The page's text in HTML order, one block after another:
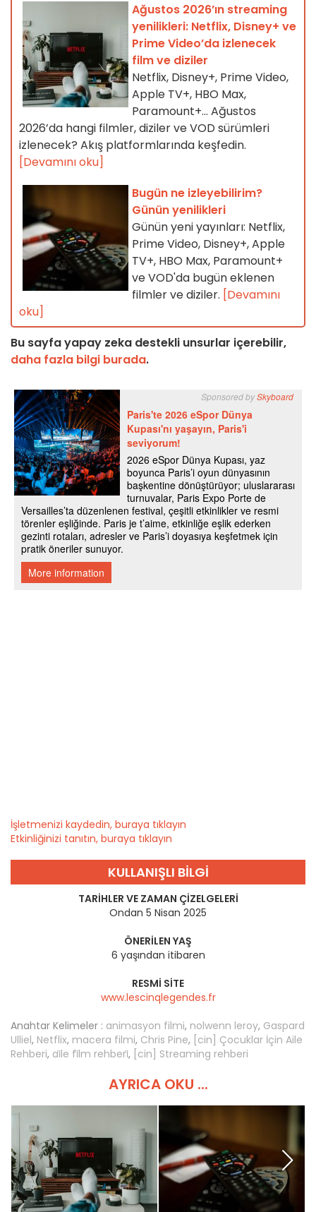
Ağustos 2026’ın streaming
yenilikleri: Netflix, Disney+ ve
Prime Video’da izlenecek
film ve diziler
Netflix, Disney+, Prime Video,
Apple TV+, HBO Max,
Paramount+… Ağustos
2026’da hangi filmler, diziler ve VOD sürümleri
izlenecek? Akış platformlarında keşfedin.
[Devamını oku]
Bugün ne izleyebilirim?
Günün yenilikleri
Günün yeni yayınları: Netflix,
Prime Video, Disney+, Apple
TV+, HBO Max, Paramount+
ve VOD'da bugün eklenen
filmler ve diziler. [Devamını
oku]
Bu sayfa yapay zeka destekli unsurlar içerebilir,
daha fazla bilgi burada.
İşletmenizi kaydedin, buraya tıklayın
Etkinliğinizi tanıtın, buraya tıklayın
KULLANIŞLI BILGI
TARIHLER VE ZAMAN ÇIZELGELERI
Ondan 5 Nisan 2025
ÖNERILEN YAŞ
6 yaşından itibaren
RESMI SITE
www.lescinqlegendes.fr
Anahtar Kelimeler : animasyon filmi, nolwenn leroy, Gaspard
Ulliel, Netflix, macera filmi, Chris Pine, [cin] Çocuklar İçin Aile
Rehberi, ai̇le fi̇lm rehberi̇, [cin] Streaming rehberi
AYRICA OKU ...